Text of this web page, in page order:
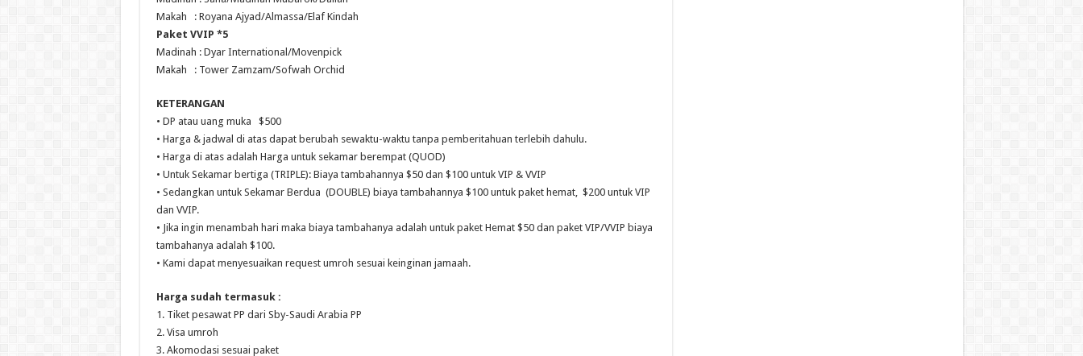
Makah : Royana Ajyad/Almassa/Elaf Kindah
Paket VVIP *5
Madinah : Dyar International/Movenpick
Makah : Tower Zamzam/Sofwah Orchid
KETERANGAN
• DP atau uang muka $500
• Harga & jadwal di atas dapat berubah sewaktu-waktu tanpa pemberitahuan terlebih dahulu.
• Harga di atas adalah Harga untuk sekamar berempat (QUOD)
• Untuk Sekamar bertiga (TRIPLE): Biaya tambahannya $50 dan $100 untuk VIP & VVIP
• Sedangkan untuk Sekamar Berdua (DOUBLE) biaya tambahannya $100 untuk paket hemat, $200 untuk VIP
dan VVIP.
• Jika ingin menambah hari maka biaya tambahanya adalah untuk paket Hemat $50 dan paket VIP/VVIP biaya
tambahanya adalah $100.
• Kami dapat menyesuaikan request umroh sesuai keinginan jamaah.
Harga sudah termasuk :
1. Tiket pesawat PP dari Sby-Saudi Arabia PP
2. Visa umroh
3. Akomodasi sesuai paket